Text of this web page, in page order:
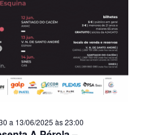
a 13/06/2025 às 23:00